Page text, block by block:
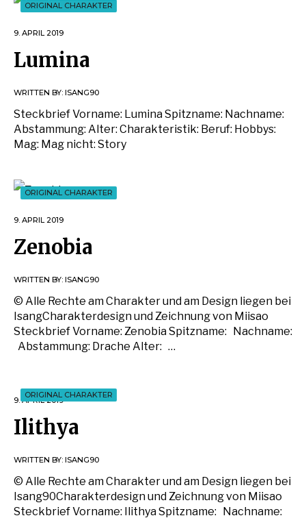
ORIGINAL CHARAKTER
9. APRIL 2019
Lumina
WRITTEN BY: ISANG90
Steckbrief Vorname: Lumina Spitzname: Nachname:
Abstammung: Alter: Charakteristik: Beruf: Hobbys:
Mag: Mag nicht: Story
ORIGINAL CHARAKTER
9. APRIL 2019
Zenobia
WRITTEN BY: ISANG90
© Alle Rechte am Charakter und am Design liegen bei
IsangCharakterdesign und Zeichnung von Miisao
Steckbrief Vorname: Zenobia Spitzname: Nachname:
Abstammung: Drache Alter: …
ORIGINAL CHARAKTER
9. APRIL 2019
Ilithya
WRITTEN BY: ISANG90
© Alle Rechte am Charakter und am Design liegen bei
Isang90Charakterdesign und Zeichnung von Miisao
Steckbrief Vorname: Ilithya Spitzname: Nachname: